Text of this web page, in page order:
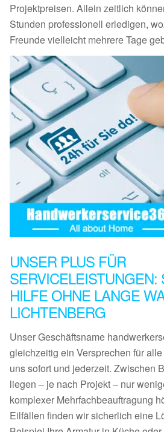
Projektpreisen. Allein zeitlich
Stunden professionell erledigen,
Freunde vielleicht mehrere Tage
UNSER PLUS FÜR
SERVICELEISTUNGEN:
HILFE OHNE LANGE
LICHTENBERG
Unser Geschäftsname
gleichzeitig ein Versprechen für
uns sofort und jederzeit. Zwischen
liegen – je nach Projekt – nur
komplexer Mehrfachbeauftragung
Eilfällen finden wir sicherlich eine